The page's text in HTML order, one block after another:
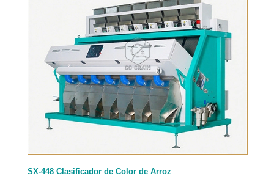
SX-448 Clasificador de Color de Arroz